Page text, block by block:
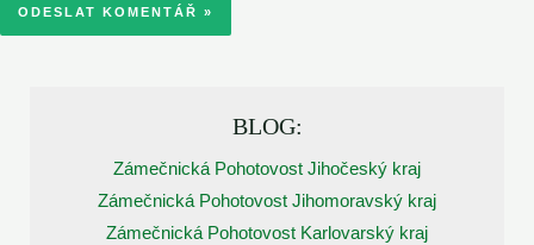
BLOG:
Zámečnická Pohotovost Jihočeský kraj
Zámečnická Pohotovost Jihomoravský kraj
Zámečnická Pohotovost Karlovarský kraj